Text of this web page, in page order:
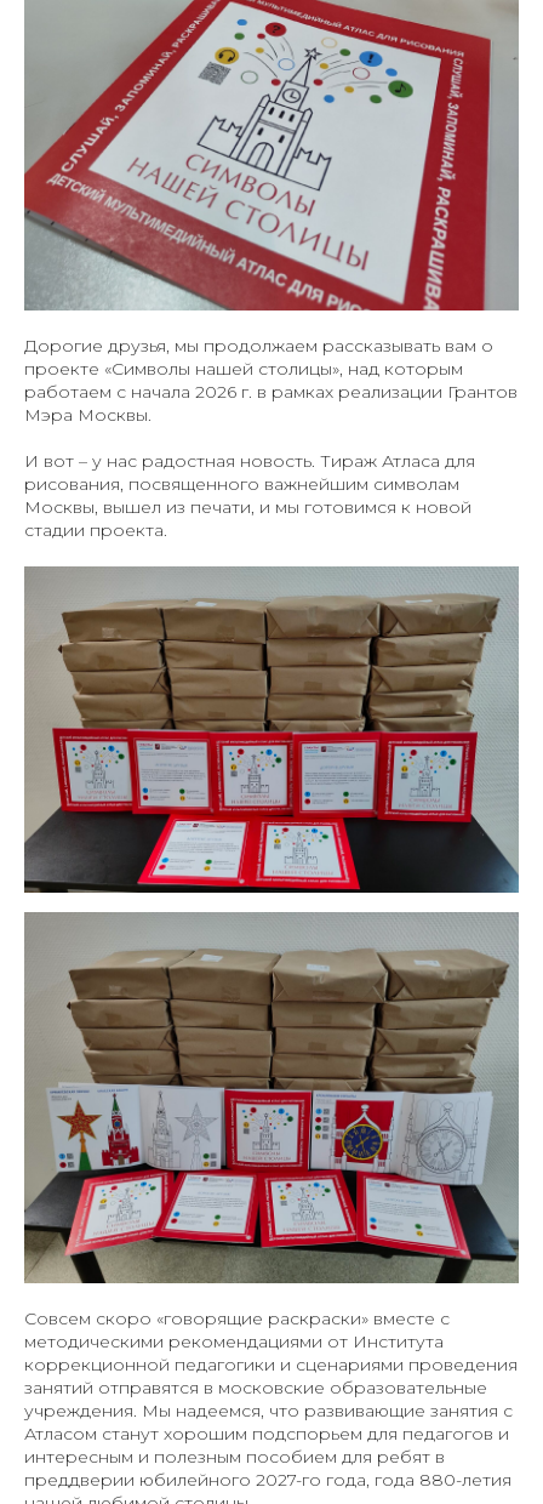
Дорогие друзья, мы продолжаем рассказывать вам о
проекте «Символы нашей столицы», над которым
работаем с начала 2026 г. в рамках реализации Грантов
Мэра Москвы.
И вот – у нас радостная новость. Тираж Атласа для
рисования, посвященного важнейшим символам
Москвы, вышел из печати, и мы готовимся к новой
стадии проекта.
Совсем скоро «говорящие раскраски» вместе с
методическими рекомендациями от Института
коррекционной педагогики и сценариями проведения
занятий отправятся в московские образовательные
учреждения. Мы надеемся, что развивающие занятия с
Атласом станут хорошим подспорьем для педагогов и
интересным и полезным пособием для ребят в
преддверии юбилейного 2027-го года, года 880-летия